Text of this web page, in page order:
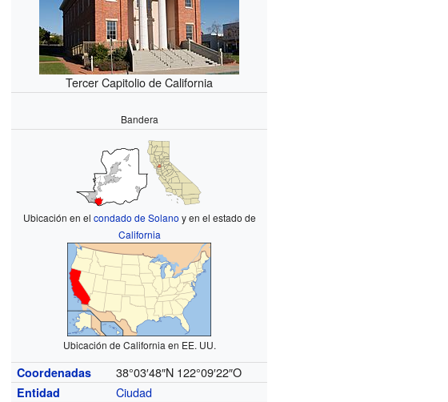
Tercer Capitolio de California
Bandera
Ubicación en el condado de Solano y en el estado de
California
Ubicación de California en EE. UU.
Coordenadas 38°03′48″N 122°09′22″O
Entidad
Ciudad